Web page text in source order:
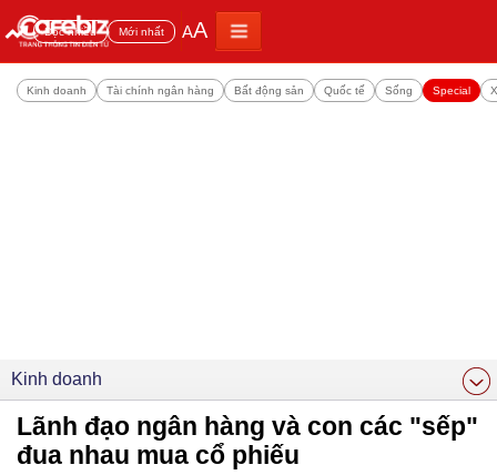
Đọc nhiều Mới nhất AA
Kinh doanh Tài chính ngân hàng Bất động sản Quốc tế Sống Special
Kinh doanh
Lãnh đạo ngân hàng và con các "sếp"
đua nhau mua cổ phiếu